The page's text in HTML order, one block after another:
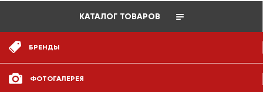
КАТАЛОГ ТОВАРОВ
БРЕНДЫ
ФОТОГАЛЕРЕЯ